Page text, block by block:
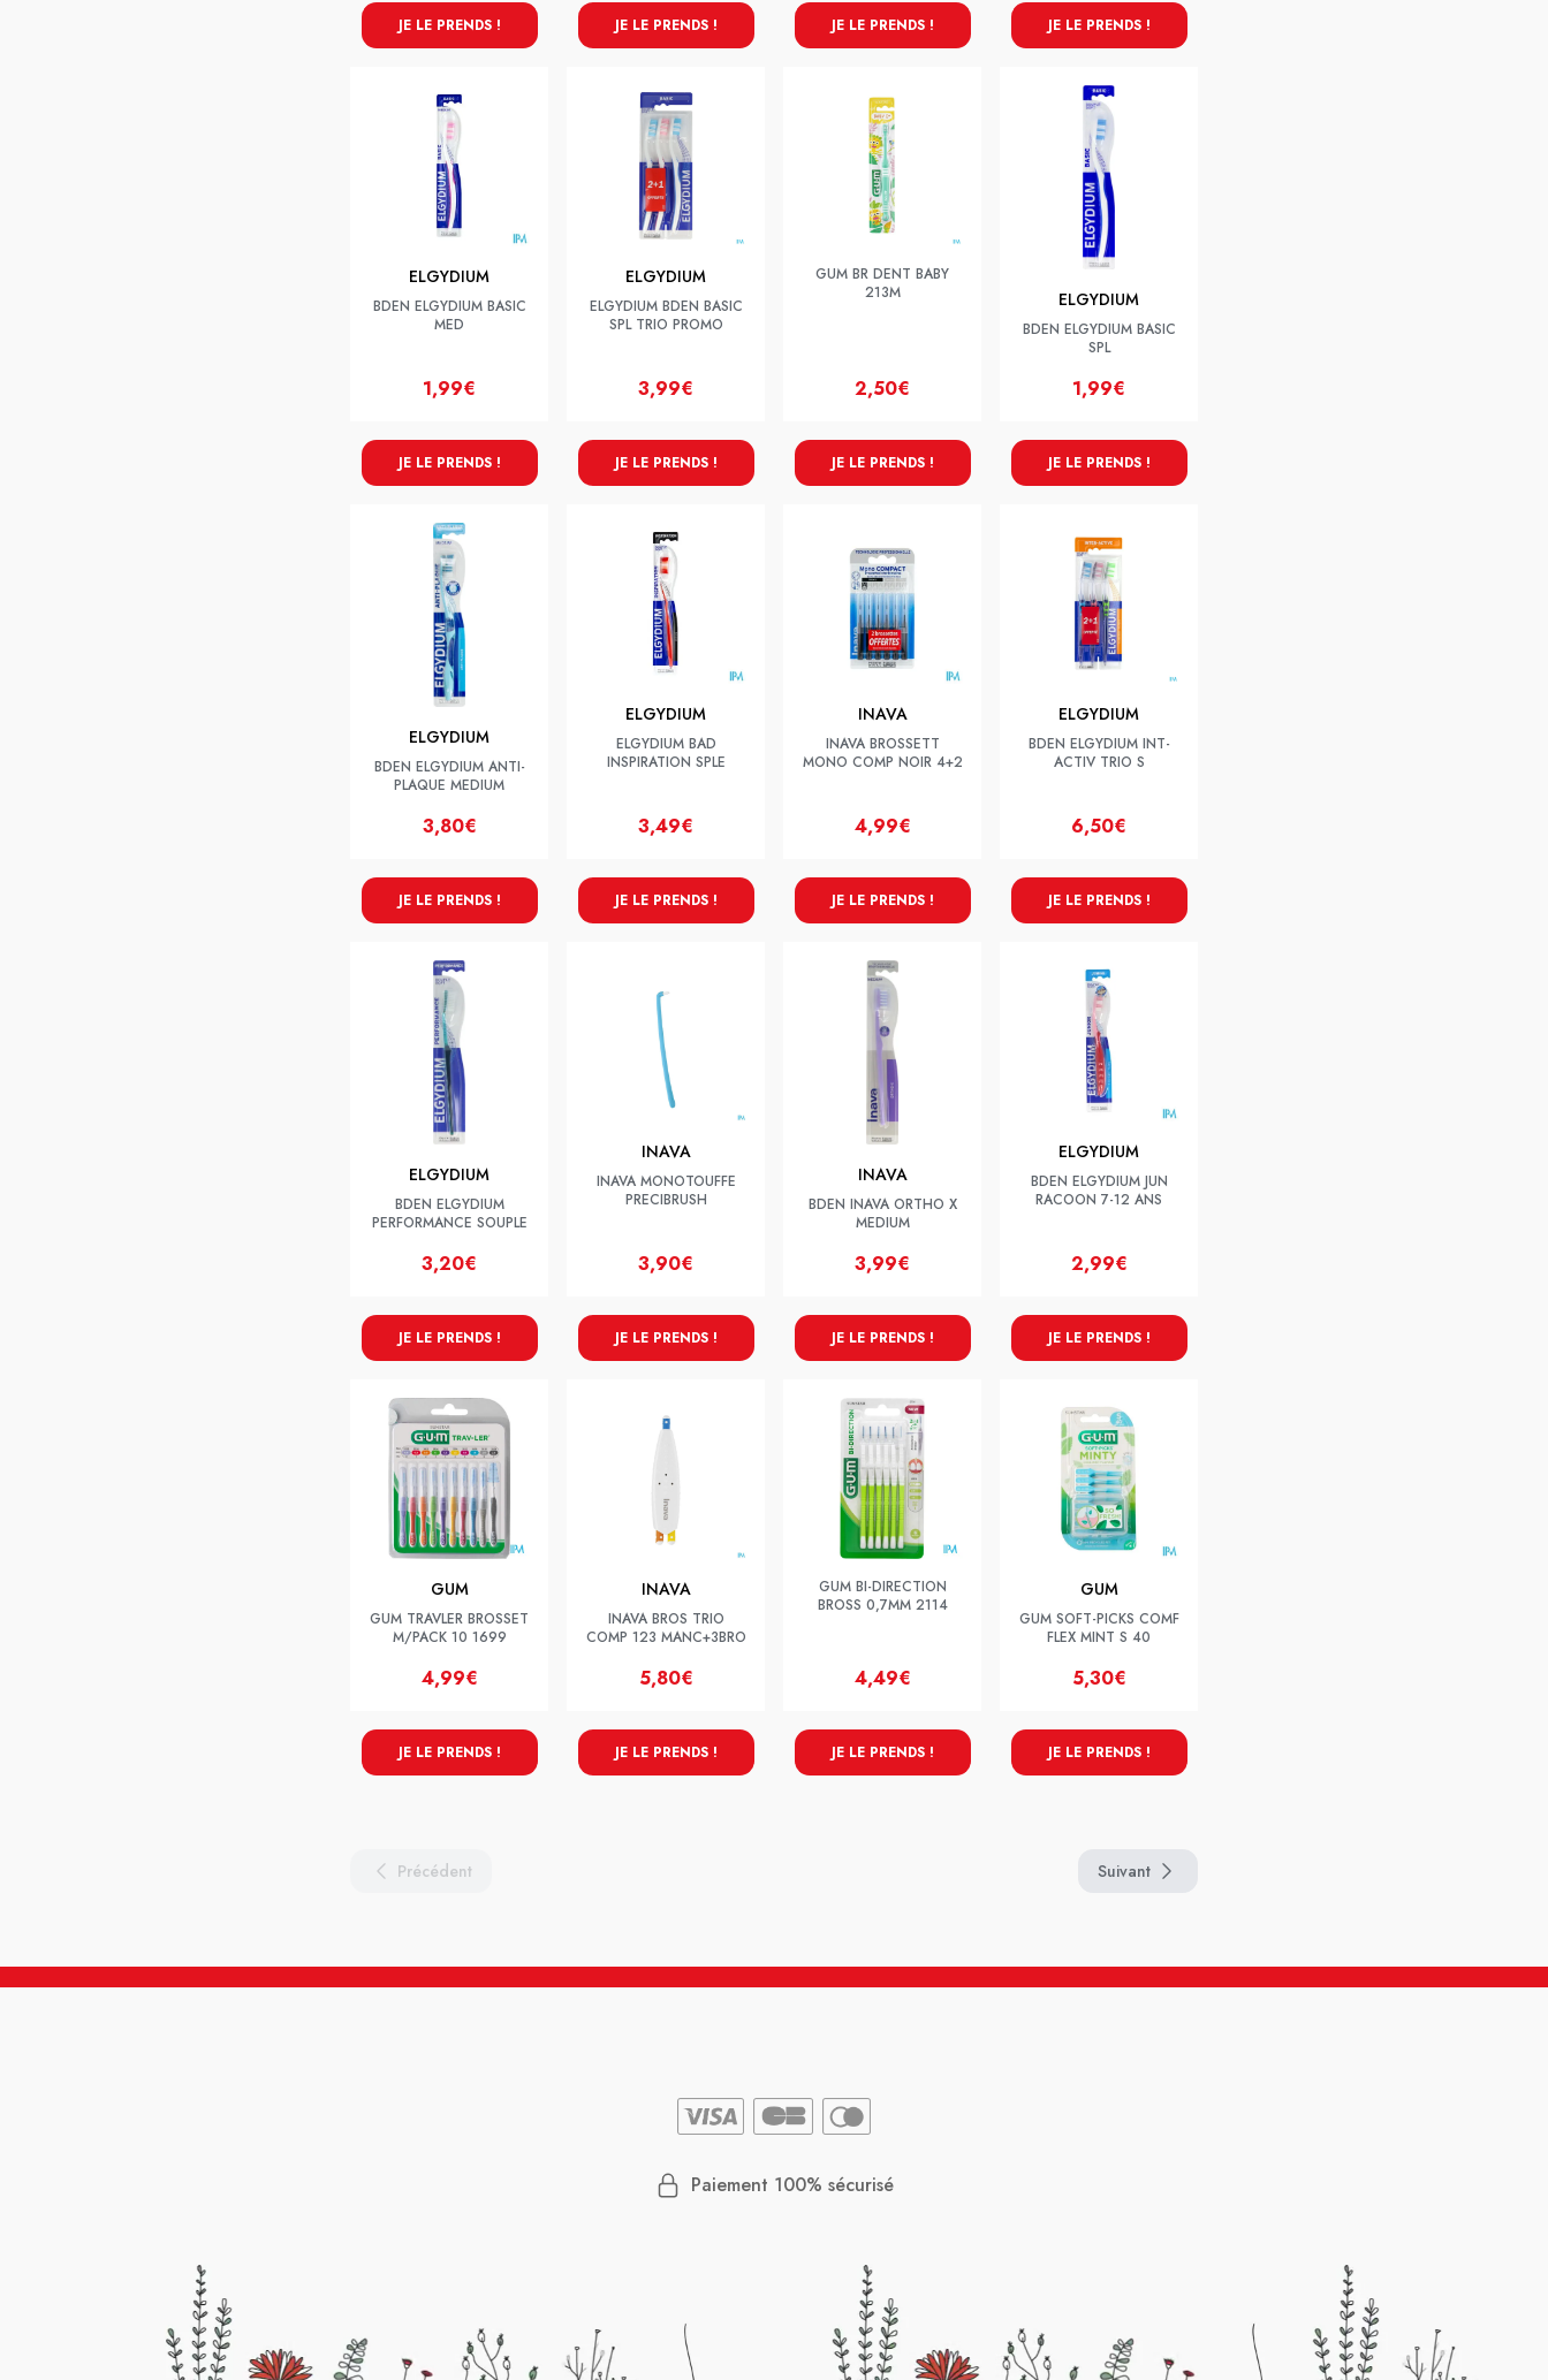
JE LE PRENDS ! JE LE PRENDS ! JE LE PRENDS ! JE LE PRENDS !
ELGYDIUM
BDEN ELGYDIUM BASIC
MED
1,99€
JE LE PRENDS !
ELGYDIUM
ELGYDIUM BDEN BASIC
SPL TRIO PROMO
3,99€
JE LE PRENDS !
GUM BR DENT BABY
213M
2,50€
JE LE PRENDS !
ELGYDIUM
BDEN ELGYDIUM BASIC
SPL
1,99€
JE LE PRENDS !
ELGYDIUM
BDEN ELGYDIUM ANTI-
PLAQUE MEDIUM
3,80€
JE LE PRENDS !
ELGYDIUM
ELGYDIUM BAD
INSPIRATION SPLE
3,49€
JE LE PRENDS !
INAVA
INAVA BROSSETT
MONO COMP NOIR 4+2
4,99€
JE LE PRENDS !
ELGYDIUM
BDEN ELGYDIUM INT-
ACTIV TRIO S
6,50€
JE LE PRENDS !
ELGYDIUM
BDEN ELGYDIUM
PERFORMANCE SOUPLE
3,20€
JE LE PRENDS !
INAVA
INAVA MONOTOUFFE
PRECIBRUSH
3,90€
JE LE PRENDS !
INAVA
BDEN INAVA ORTHO X
MEDIUM
3,99€
JE LE PRENDS !
ELGYDIUM
BDEN ELGYDIUM JUN
RACOON 7-12 ANS
2,99€
JE LE PRENDS !
GUM
GUM TRAVLER BROSSET
M/PACK 10 1699
4,99€
JE LE PRENDS !
INAVA
INAVA BROS TRIO
COMP 123 MANC+3BRO
5,80€
JE LE PRENDS !
GUM BI-DIRECTION
BROSS 0,7MM 2114
4,49€
JE LE PRENDS !
GUM
GUM SOFT-PICKS COMF
FLEX MINT S 40
5,30€
JE LE PRENDS !
Précédent Suivant
Paiement 100% sécurisé